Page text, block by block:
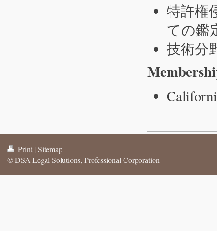
特許権
ての鑑
技術分
Print | Sitemap
© DSA Legal Solutions, Professional Corporation